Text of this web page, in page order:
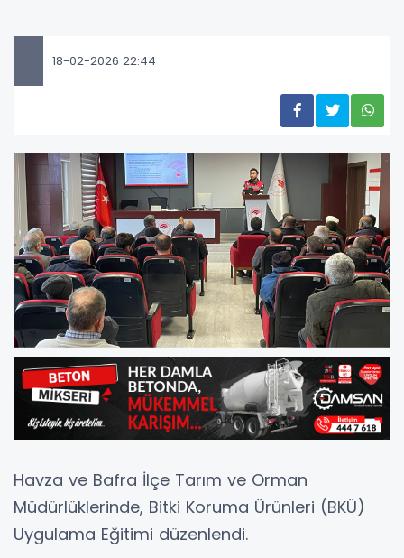
18-02-2026 22:44
Havza ve Bafra İlçe Tarım ve Orman
Müdürlüklerinde, Bitki Koruma Ürünleri (BKÜ)
Uygulama Eğitimi düzenlendi.